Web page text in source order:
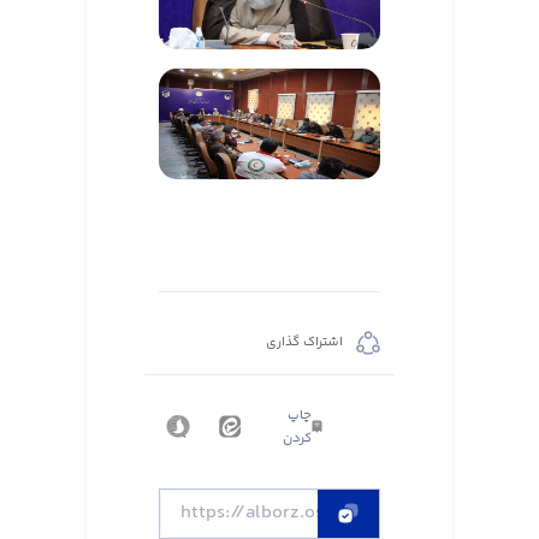
اشتراک گذاری
چاپ
کردن